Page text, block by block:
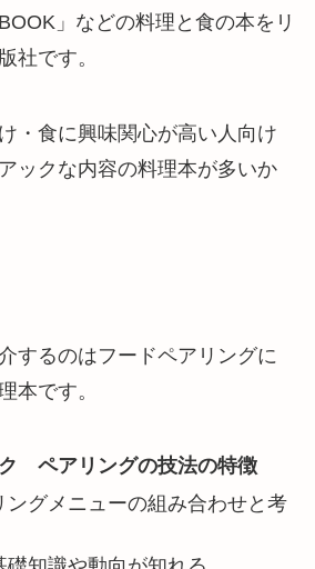
」などの料理と食の本をリ
社です。
・食に興味関心が高い人向け
ックな内容の料理本が多いか
するのはフードペアリングに
本です。
ペアリングの技法の特徴
ングメニューの組み合わせと考